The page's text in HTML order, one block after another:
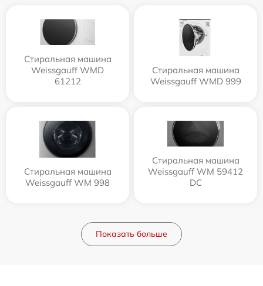
Стиральная машина
Weissgauff WMD
61212
Стиральная машина
Weissgauff WMD 999
Стиральная машина
Weissgauff WM 998
Стиральная машина
Weissgauff WM 59412
DC
Показать больше